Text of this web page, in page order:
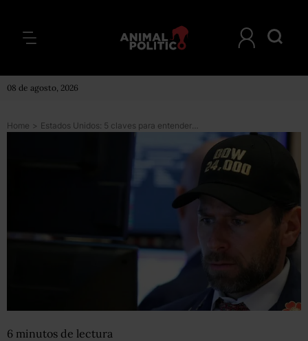
08 de agosto, 2026
Home > Estados Unidos: 5 claves para entender por qué el principal índice de Wall Street sufrió la mayor caída desde 2011
6 minutos de lectura